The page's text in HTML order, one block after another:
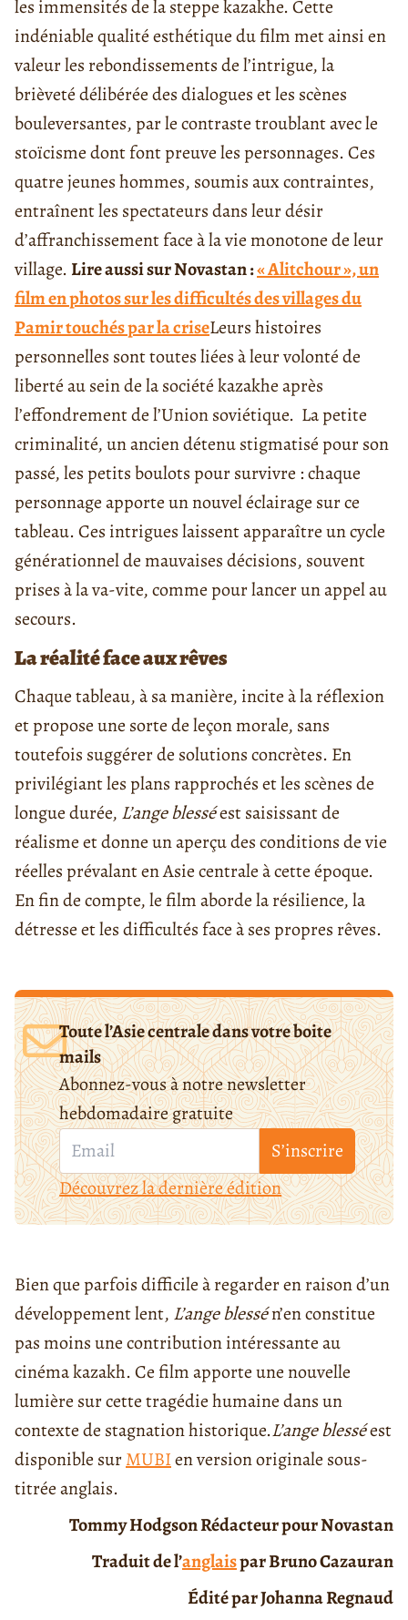
les immensités de la steppe kazakhe. Cette
indéniable qualité esthétique du film met ainsi en
valeur les rebondissements de l’intrigue, la
brièveté délibérée des dialogues et les scènes
bouleversantes, par le contraste troublant avec le
stoïcisme dont font preuve les personnages.Ces
quatre jeunes hommes, soumis aux contraintes,
entraînent les spectateurs dans leur désir
d’affranchissement face à la vie monotone de leur
village. Lire aussi sur Novastan :« Alitchour », un
film en photos sur les difficultés des villages du
Pamir touchés par la criseLeurs histoires
personnelles sont toutes liées à leur volonté de
liberté au sein de la société kazakhe après
l’effondrement de l’Union soviétique. La petite
criminalité, un ancien détenu stigmatisé pour son
passé, les petits boulots pour survivre : chaque
personnage apporte un nouvel éclairage sur ce
tableau. Ces intrigues laissent apparaître un cycle
générationnel de mauvaises décisions, souvent
prises à la va-vite, comme pour lancer un appel au
secours.
La réalité face aux rêves
Chaque tableau, à sa manière, incite à la réflexion
et propose une sorte de leçon morale, sans
toutefois suggérer de solutions concrètes. En
privilégiant les plans rapprochés et les scènes de
longue durée, L’ange blesséest saisissant de
réalisme et donne un aperçu des conditions de vie
réelles prévalant en Asie centrale à cette époque.
En fin de compte, le film aborde la résilience, la
détresse et les difficultés face à ses propres rêves.
Toute l’Asie centrale dans votre boite
mails
Abonnez-vous à notre newsletter
hebdomadaire gratuite
S’inscrire
Découvrez la dernière édition
Bien que parfois difficile à regarder en raison d’un
développement lent, L’ange blessén’en constitue
pas moins une contribution intéressante au
cinéma kazakh. Ce film apporte une nouvelle
lumière sur cette tragédie humaine dans un
contexte de stagnation historique.L’ange blesséest
disponible surMUBIen version originale sous-
titrée anglais.
Tommy HodgsonRédacteur pour Novastan
Traduit de l’anglaisparBruno Cazauran
Édité par Johanna Regnaud